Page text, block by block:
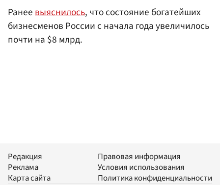
Ранеевыяснилось, что состояние богатейших
бизнесменов России с начала года увеличилось
почти на $8 млрд.
Редакция
Реклама
Карта сайта
Правовая информация
Условия использования
Политика конфиденциальности